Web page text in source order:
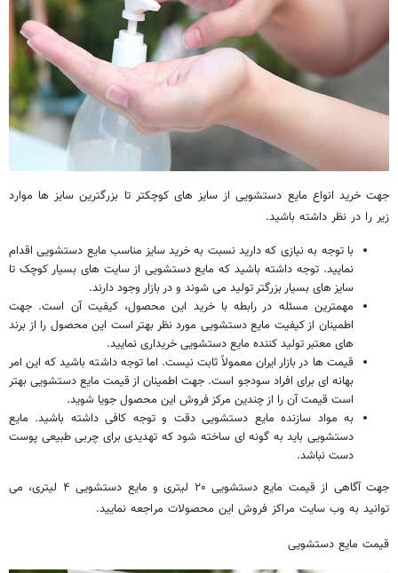
جهت خرید انواع مایع دستشویی از سایز های کوچکتر تا بزرگترین سایز ها موارد
زیر را در نظر داشته باشید.
با توجه به نیازی که دارید نسبت به خرید سایز مناسب مایع دستشویی اقدام
نمایید. توجه داشته باشید که مایع دستشویی از سایت های بسیار کوچک تا
سایز های بسیار بزرگتر تولید می شوند و در بازار وجود دارند.
مهمترین مسئله در رابطه با خرید این محصول، کیفیت آن است. جهت
اطمینان از کیفیت مایع دستشویی مورد نظر بهتر است این محصول را از برند
های معتبر تولید کننده مایع دستشویی خریداری نمایید.
قیمت ها در بازار ایران معمولاً ثابت نیست. اما توجه داشته باشید که این امر
بهانه ‌ای برای افراد سودجو است. جهت اطمینان از قیمت مایع دستشویی بهتر
است قیمت آن را از چندین مرکز فروش این محصول جویا شوید.
به مواد سازنده مایع دستشویی دقت و توجه کافی داشته باشید. مایع
دستشویی باید به گونه ای ساخته شود که تهدیدی برای چربی طبیعی پوست
دست نباشد.
جهت آگاهی از قیمت مایع دستشویی ۲۰ لیتری و مایع دستشویی ۴ لیتری، می
توانید به وب سایت مراکز فروش این محصولات مراجعه نمایید.
قیمت مایع دستشویی